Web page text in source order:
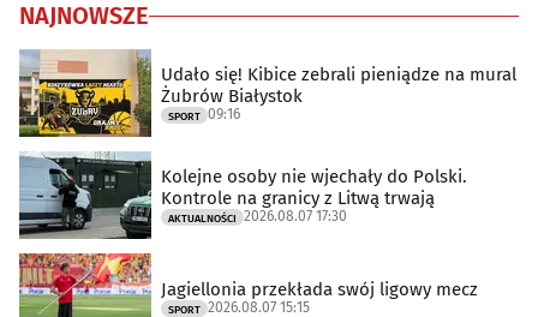
NAJNOWSZE
Udało się! Kibice zebrali pieniądze na mural
Żubrów Białystok
SPORT 09:16
Kolejne osoby nie wjechały do Polski.
Kontrole na granicy z Litwą trwają
AKTUALNOŚCI 2026.08.07 17:30
Jagiellonia przekłada swój ligowy mecz
SPORT 2026.08.07 15:15